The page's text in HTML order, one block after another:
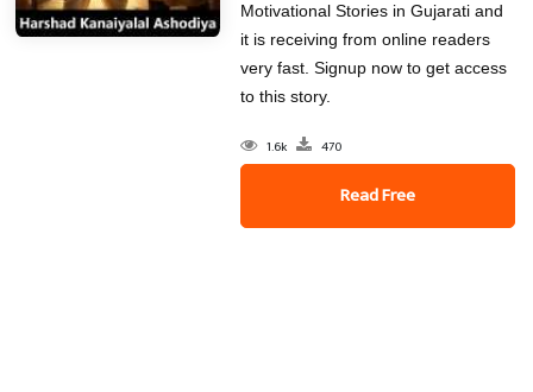
Motivational Stories in Gujarati and
it is receiving from online readers
very fast. Signup now to get access
to this story.
1.6k 470
Read Free